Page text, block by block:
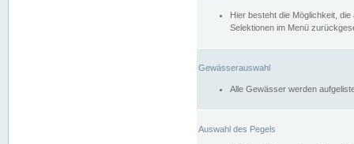
Hier besteht die Möglichkeit,
Selektionen im Menü
Gewässerauswahl
Alle Gewässer werden
Auswahl des Pegels